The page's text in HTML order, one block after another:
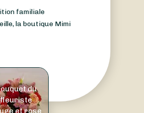
familiale
la boutique Mimi
du
fleuriste